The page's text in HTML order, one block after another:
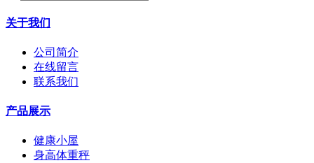
关于我们
公司简介
在线留言
联系我们
产品展示
健康小屋
身高体重秤